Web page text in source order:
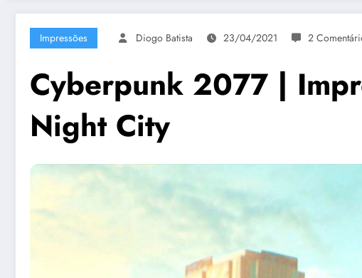
Impressões Diogo Batista 23/04/2021 2
Cyberpunk 2077 |
Night City